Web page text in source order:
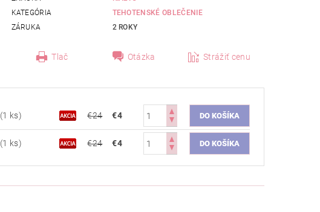
KATEGÓRIA
TEHOTENSKÉ OBLEČENIE
ZÁRUKA
2 ROKY
Tlač Otázka Strážiť cenu
(1 ks) €24 €4
(1 ks) €24 €4